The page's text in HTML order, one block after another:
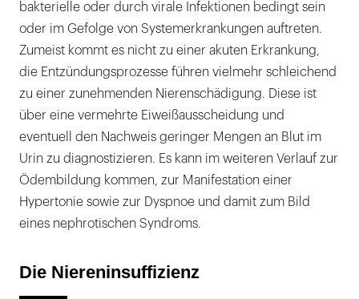
bakterielle oder durch virale Infektionen bedingt sein
oder im Gefolge von Systemerkrankungen auftreten.
Zumeist kommt es nicht zu einer akuten Erkrankung,
die Entzündungsprozesse führen vielmehr schleichend
zu einer zunehmenden Nierenschädigung. Diese ist
über eine vermehrte Eiweißausscheidung und
eventuell den Nachweis geringer Mengen an Blut im
Urin zu diagnostizieren. Es kann im weiteren Verlauf zur
Ödembildung kommen, zur Manifestation einer
Hypertonie sowie zur Dyspnoe und damit zum Bild
eines nephrotischen Syndroms.
Die Niereninsuffizienz